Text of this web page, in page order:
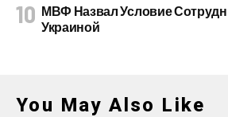
МВФ Назвал Условие
Украиной
You May Also Like